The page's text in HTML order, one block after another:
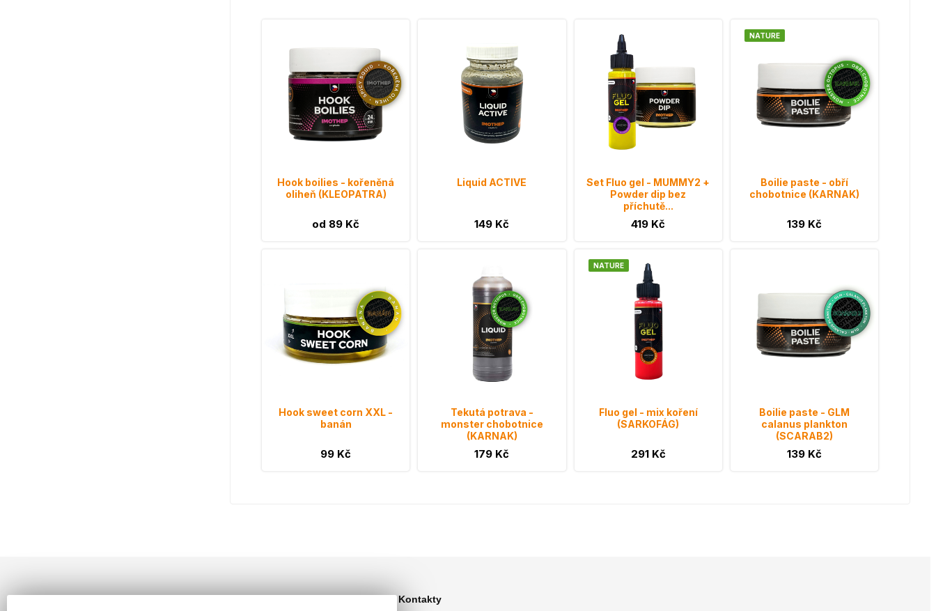
Hook boilies - kořeněná
oliheň (KLEOPATRA)
od 89 Kč
Liquid ACTIVE
149 Kč
Set Fluo gel - MUMMY2 +
Powder dip bez
příchutě...
419 Kč
NATURE
Boilie paste - obří
chobotnice (KARNAK)
139 Kč
Hook sweet corn XXL -
banán
99 Kč
Tekutá potrava -
monster chobotnice
(KARNAK)
179 Kč
NATURE
Fluo gel - mix koření
(SARKOFÁG)
291 Kč
Boilie paste - GLM
calanus plankton
(SCARAB2)
139 Kč
Kontakty